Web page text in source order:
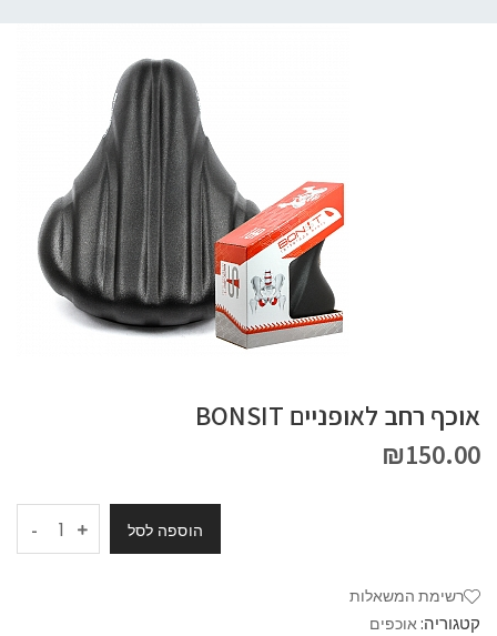
אוכף רחב לאופניים BONSIT
₪150.00
- הוספה לסל
רשימת המשאלות
קטגוריה: אוכפים